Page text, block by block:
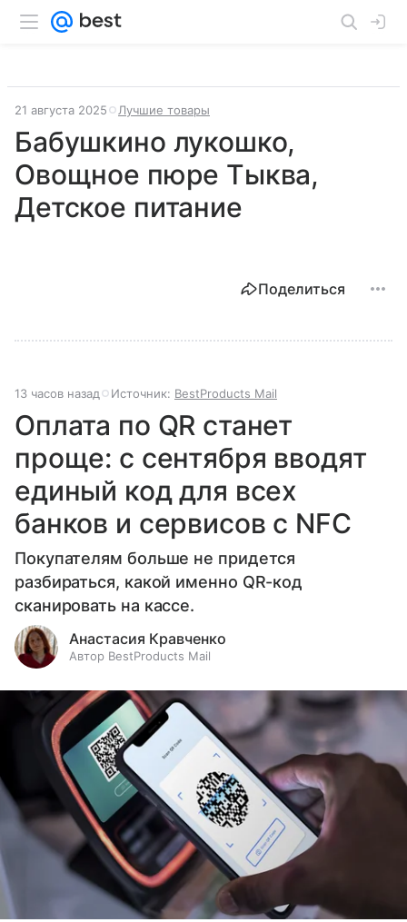
21 августа 2025 Лучшие товары
Бабушкино лукошко,
Овощное пюре Тыква,
Детское питание
Поделиться
13 часов назад Источник: BestProducts Mail
Оплата по QR станет
проще: с сентября вводят
единый код для всех
банков и сервисов с NFC
Покупателям больше не придется
разбираться, какой именно QR-код
сканировать на кассе.
Анастасия Кравченко
Автор BestProducts Mail